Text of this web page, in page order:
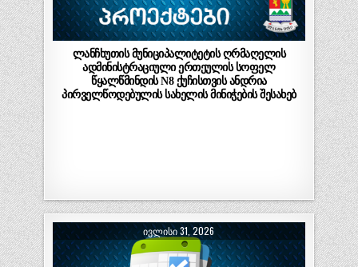
ლანჩხუთის მუნიციპალიტეტის ღრმაღელის
ადმინისტრაციული ერთეულის სოფელ
წყალწმინდის N8 ქუჩისთვის ანდრია
პირველწოდებულის სახელის მინიჭების შესახებ
ᲘᲕᲚᲘᲡᲘ 31, 2026